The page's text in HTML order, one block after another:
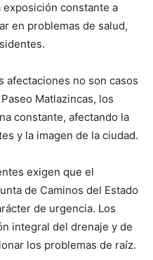
exposición constante a
en problemas de salud,
afectaciones no son casos
Matlazincas, los
constante, afectando la
y la imagen de la ciudad.
exigen que el
de Caminos del Estado
de urgencia. Los
integral del drenaje y de
los problemas de raíz.